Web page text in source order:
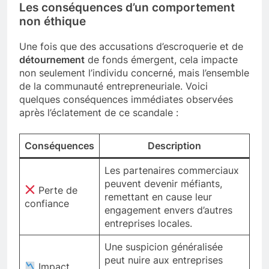
Les conséquences d’un comportement
non éthique
Une fois que des accusations d’escroquerie et de
détournement de fonds émergent, cela impacte
non seulement l’individu concerné, mais l’ensemble
de la communauté entrepreneuriale. Voici
quelques conséquences immédiates observées
après l’éclatement de ce scandale :
Conséquences Description
Perte de
confiance
Les partenaires commerciaux
peuvent devenir méfiants,
remettant en cause leur
engagement envers d’autres
entreprises locales.
Impact
Une suspicion généralisée
peut nuire aux entreprises